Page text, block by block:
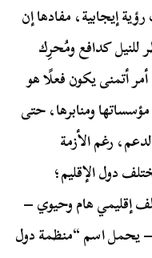
إيجابية، مفادها إن
كدافع ومُحرِك
أتمنى يكون فعلًا هو
ومنابرها، حتى
رغم الأزمة
دول الإقليم؛
إقليمي هام وحيوي –
يحمل اسم “منظمة دول